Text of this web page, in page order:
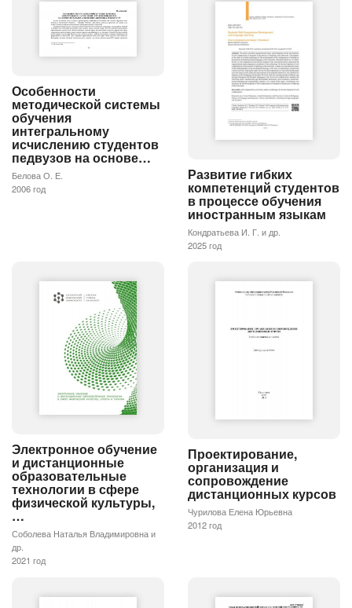
Особенности
методической системы
обучения
интегральному
исчислению студентов
педвузов на основе…
Белова О. Е.
2006 год
Развитие гибких
компетенций студентов
в процессе обучения
иностранным языкам
Кондратьева И. Г. и др.
2025 год
Электронное обучение
и дистанционные
образовательные
технологии в сфере
физической культуры,
…
Соболева Наталья Владимировна и
др.
2021 год
Проектирование,
организация и
сопровождение
дистанционных курсов
Чурилова Елена Юрьевна
2012 год